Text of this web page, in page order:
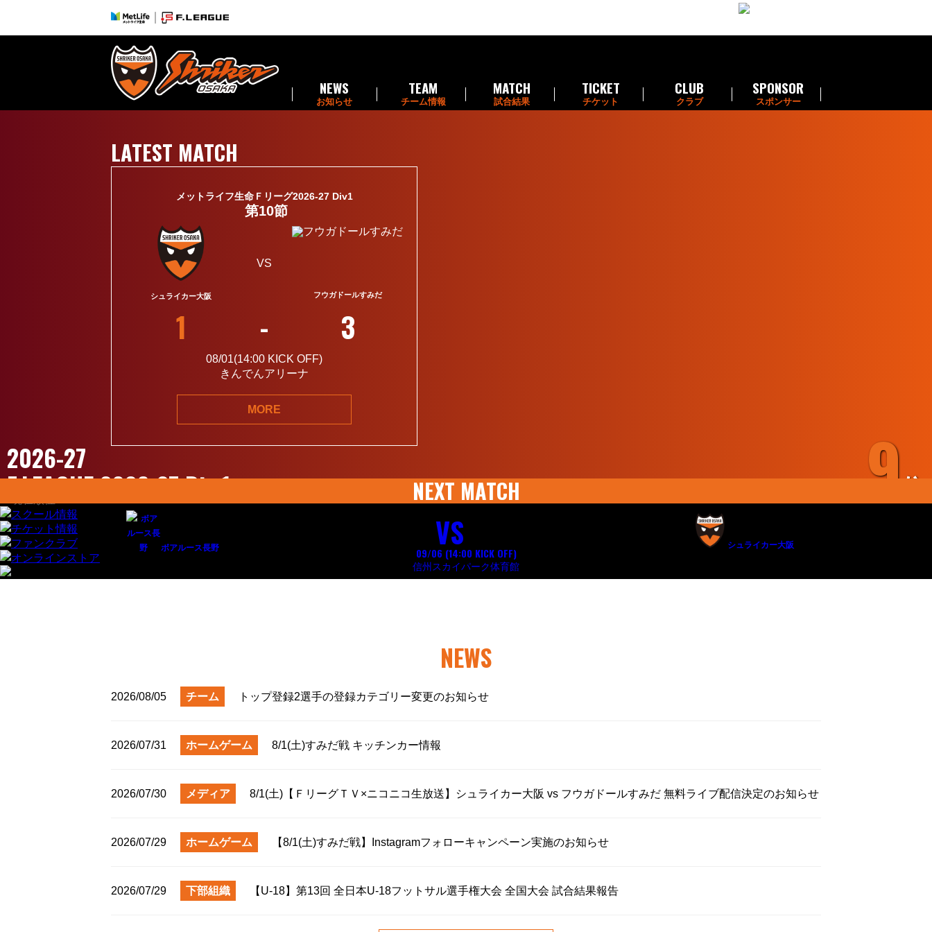
NEWS
お知らせ
TEAM
チーム情報
MATCH
試合結果
TICKET
チケット
CLUB
クラブ
SPONSOR
スポンサー
LATEST MATCH
メットライフ生命Ｆリーグ2026-27 Div1
第10節
シュライカー大阪
VS
フウガドールすみだ
1 - 3
08/01(14:00 KICK OFF)
きんでんアリーナ
MORE
2026-27
F.LEAGUE 2026-27 Div 1 9位
NEXT MATCH
ボアルース長野 VS シュライカー大阪
09/06 (14:00 KICK OFF)
信州スカイパーク体育館
NEWS
2026/08/05 チーム トップ登録2選手の登録カテゴリー変更のお知らせ
2026/07/31 ホームゲーム 8/1(土)すみだ戦 キッチンカー情報
2026/07/30 メディア 8/1(土)【ＦリーグＴＶ×ニコニコ生放送】シュライカー大阪 vs フウガドールすみだ 無料ライブ配信決定のお知らせ
2026/07/29 ホームゲーム 【8/1(土)すみだ戦】Instagramフォローキャンペーン実施のお知らせ
2026/07/29 下部組織 【U-18】第13回 全日本U-18フットサル選手権大会 全国大会 試合結果報告